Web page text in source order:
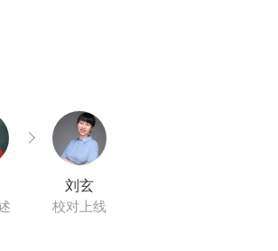
刘玄
校对上线